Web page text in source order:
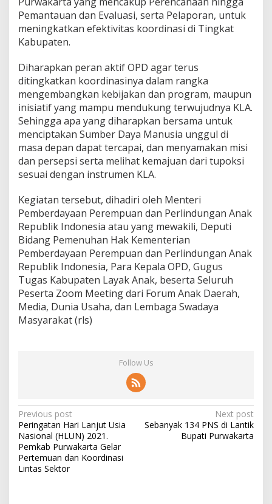
Pemantauan dan Evaluasi, serta Pelaporan, untuk
meningkatkan efektivitas koordinasi di Tingkat
Kabupaten.
Diharapkan peran aktif OPD agar terus
ditingkatkan koordinasinya dalam rangka
mengembangkan kebijakan dan program, maupun
inisiatif yang mampu mendukung terwujudnya KLA.
Sehingga apa yang diharapkan bersama untuk
menciptakan Sumber Daya Manusia unggul di
masa depan dapat tercapai, dan menyamakan misi
dan persepsi serta melihat kemajuan dari tupoksi
sesuai dengan instrumen KLA.
Kegiatan tersebut, dihadiri oleh Menteri
Pemberdayaan Perempuan dan Perlindungan Anak
Republik Indonesia atau yang mewakili, Deputi
Bidang Pemenuhan Hak Kementerian
Pemberdayaan Perempuan dan Perlindungan Anak
Republik Indonesia, Para Kepala OPD, Gugus
Tugas Kabupaten Layak Anak, beserta Seluruh
Peserta Zoom Meeting dari Forum Anak Daerah,
Media, Dunia Usaha, dan Lembaga Swadaya
Masyarakat (rls)
Follow Us
Post
navigation
Previous post
Peringatan Hari Lanjut Usia
Nasional (HLUN) 2021.
Pemkab Purwakarta Gelar
Pertemuan dan Koordinasi
Lintas Sektor
Next post
Sebanyak 134 PNS di Lantik
Bupati Purwakarta